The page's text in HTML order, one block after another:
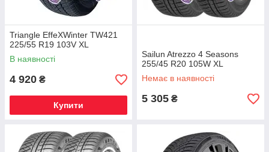
Triangle EffeXWinter TW421
225/55 R19 103V XL
В наявності
4 920 ₴
Купити
Sailun Atrezzo 4 Seasons
255/45 R20 105W XL
Немає в наявності
5 305 ₴